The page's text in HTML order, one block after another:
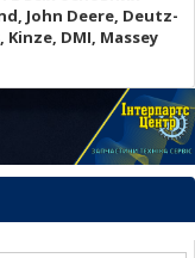
John Deere, Deutz-
Kinze, DMI, Massey